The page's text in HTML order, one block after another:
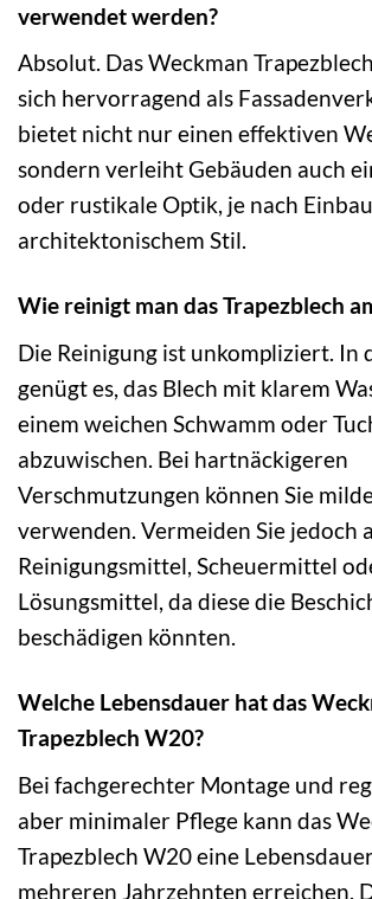
verwendet werden?
Absolut. Das Weckman
sich hervorragend als
bietet nicht nur einen effektiven
sondern verleiht Gebäuden auch
oder rustikale Optik, je nach
architektonischem Stil.
Wie reinigt man das Trapezblech
Die Reinigung ist unkompliziert. In
genügt es, das Blech mit klarem
einem weichen Schwamm oder
abzuwischen. Bei hartnäckigeren
Verschmutzungen können Sie
verwenden. Vermeiden Sie jedoch
Reinigungsmittel, Scheuermittel
Lösungsmittel, da diese die
beschädigen könnten.
Welche Lebensdauer hat das
Trapezblech W20?
Bei fachgerechter Montage und
aber minimaler Pflege kann das
Trapezblech W20 eine
mehreren Jahrzehnten erreichen.